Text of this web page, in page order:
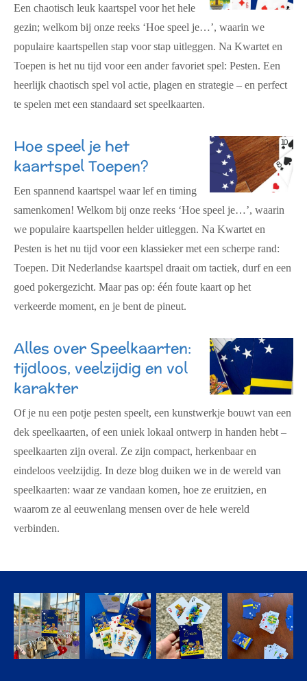
Een chaotisch leuk kaartspel voor het hele
gezin; welkom bij onze reeks ‘Hoe speel je…’, waarin we
populaire kaartspellen stap voor stap uitleggen. Na Kwartet en
Toepen is het nu tijd voor een ander favoriet spel: Pesten. Een
heerlijk chaotisch spel vol actie, plagen en strategie – en perfect
te spelen met een standaard set speelkaarten.
Hoe speel je het
kaartspel Toepen?
Een spannend kaartspel waar lef en timing
samenkomen! Welkom bij onze reeks ‘Hoe speel je…’, waarin
we populaire kaartspellen helder uitleggen. Na Kwartet en
Pesten is het nu tijd voor een klassieker met een scherpe rand:
Toepen. Dit Nederlandse kaartspel draait om tactiek, durf en een
goed pokergezicht. Maar pas op: één foute kaart op het
verkeerde moment, en je bent de pineut.
Alles over Speelkaarten:
tijdloos, veelzijdig en vol
karakter
Of je nu een potje pesten speelt, een kunstwerkje bouwt van een
dek speelkaarten, of een uniek lokaal ontwerp in handen hebt –
speelkaarten zijn overal. Ze zijn compact, herkenbaar en
eindeloos veelzijdig. In deze blog duiken we in de wereld van
speelkaarten: waar ze vandaan komen, hoe ze eruitzien, en
waarom ze al eeuwenlang mensen over de hele wereld
verbinden.